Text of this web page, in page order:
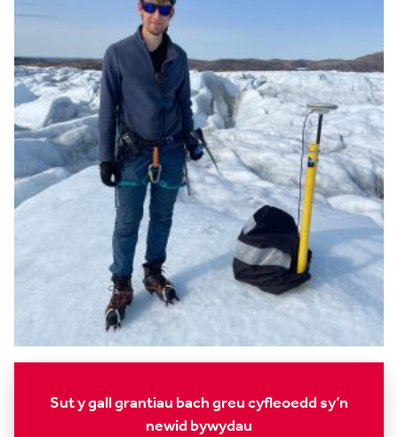
Sut y gall grantiau bach greu cyfleoedd sy’n
newid bywydau